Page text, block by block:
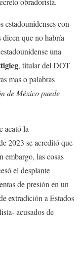
estadounidenses con
que no habría
una
, titular del DOT
mas o palabras
de México puede
acató la
2023 se acreditó que
embargo, las cosas
el desplante
de presión en un
extradición a Estados
acusados de